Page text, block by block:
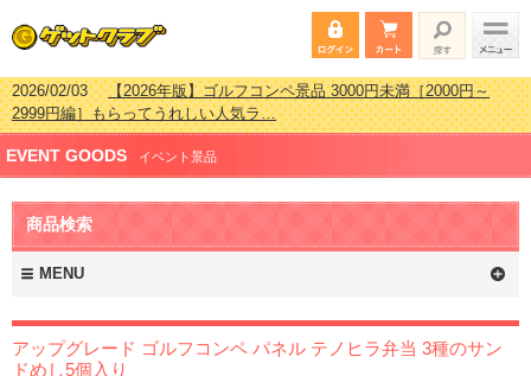
2026/02/03【2026年版】ゴルフコンペ景品 3000円未満［2000円～
2999円編］もらってうれしい人気ラ…
2026/07/15【2026年版】ビンゴゲーム景品おすすめ金額別人気ランキ
ング 更新しました！
2026/04/03【2026年版】ゴルフコンペ景品 3000円未満［2000円～
2999円編］もらってうれしい人気ラ…
2026/02/16
新しました！
EVENT GOODS イベント景品
商品検索
MENU
アップグレード ゴルフコンペ パネル テノヒラ弁当 3種のサン
ドめし5個入り